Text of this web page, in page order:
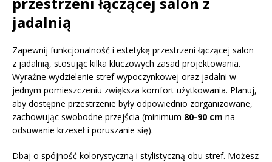
jadalnią
Zapewnij funkcjonalność i estetykę przestrzeni łączącej salon
z jadalnią, stosując kilka kluczowych zasad projektowania.
Wyraźne wydzielenie stref wypoczynkowej oraz jadalni w
jednym pomieszczeniu zwiększa komfort użytkowania. Planuj,
aby dostępne przestrzenie były odpowiednio zorganizowane,
zachowując swobodne przejścia (minimum 80-90 cm na
odsuwanie krzeseł i poruszanie się).
Dbaj o spójność kolorystyczną i stylistyczną obu stref. Możesz